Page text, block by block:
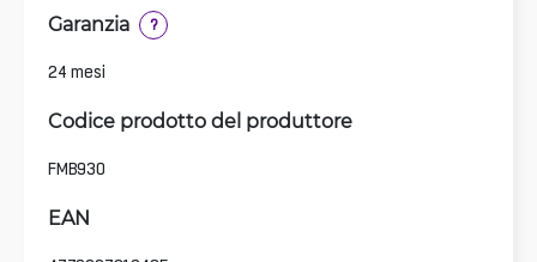
Garanzia ?
24 mesi
Codice prodotto del produttore
FMB930
EAN